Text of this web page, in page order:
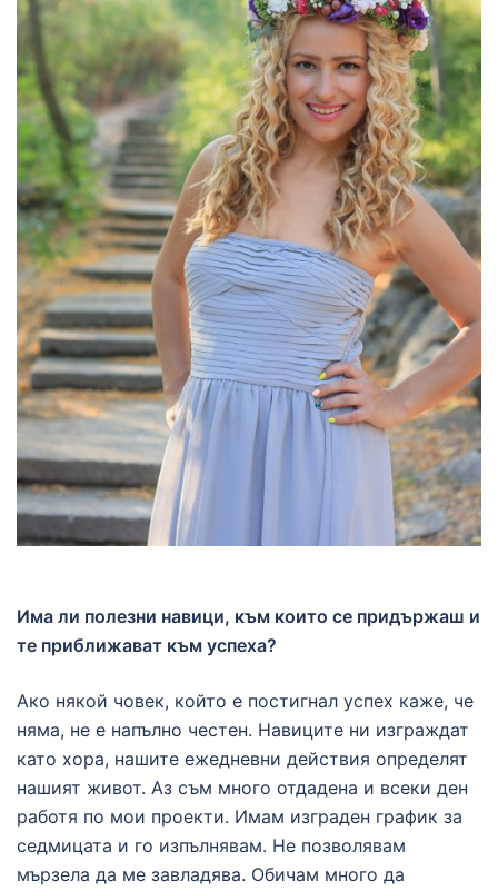
Има ли полезни навици, към които се придържаш и
те приближават към успеха?
Ако някой човек, който е постигнал успех каже, че
няма, не е напълно честен. Навиците ни изграждат
като хора, нашите ежедневни действия определят
нашият живот. Аз съм много отдадена и всеки ден
работя по мои проекти. Имам изграден график за
седмицата и го изпълнявам. Не позволявам
мързела да ме завладява. Обичам много да